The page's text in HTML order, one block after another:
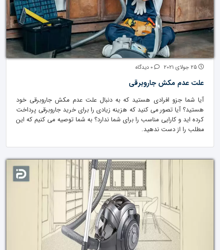
علت عدم مکش جاروبرقی
آیا شما جزو افرادی هستید که به دنبال علت عدم مکش جاروبرقی خود
هستید؟ آیا تصور می کنید که هزینه زیادی را برای خرید جاروبرقی پرداخت
کرده اید و کارایی مناسب را برای شما ندارد؟ به شما توصیه می کنیم که این
مطلب را از دست ندهید.